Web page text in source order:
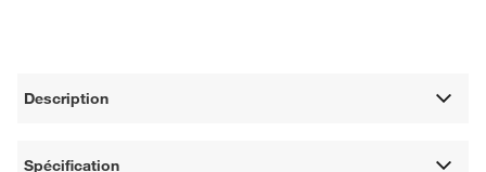
Description
Spécification